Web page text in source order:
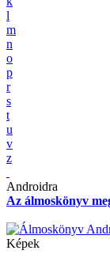
l
m
n
o
p
r
s
t
u
v
z
Androidra
Az álmoskönyv
Képek